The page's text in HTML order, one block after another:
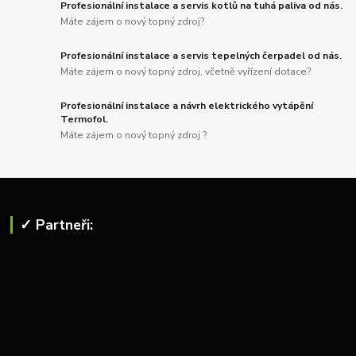
Profesionální instalace a servis kotlů na tuhá paliva od nás.
Máte zájem o nový topný zdroj?
Profesionální instalace a servis tepelných čerpadel od nás.
Máte zájem o nový topný zdroj, včetně vyřízení dotace?
Profesionální instalace a návrh elektrického vytápění
Termofol.
Máte zájem o nový topný zdroj ?
✓ Partneři: